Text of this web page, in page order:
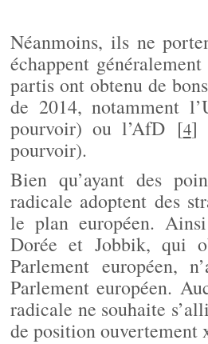
Néanmoins, ils ne
échappent
partis ont obtenu de
de 2014, notamment
pourvoir) ou l’AfD[4]
pourvoir).
Bien qu’ayant des
radicale adoptent des
le plan européen.
Dorée et Jobbik, qui
Parlement européen,
Parlement européen.
radicale ne souhaite
de position ouvertement